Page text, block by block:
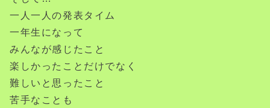
一人一人の発表タイム
一年生になって
みんなが感じたこと
楽しかったことだけでなく
難しいと思ったこと
苦手なことも